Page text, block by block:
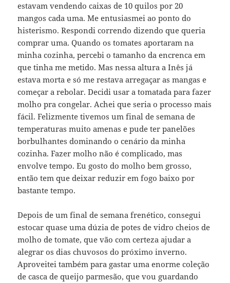
estavam vendendo caixas de 10 quilos por 20
mangos cada uma. Me entusiasmei ao ponto do
histerismo. Respondi correndo dizendo que queria
comprar uma. Quando os tomates aportaram na
minha cozinha, percebi o tamanho da encrenca em
que tinha me metido. Mas nessa altura a Inês já
estava morta e só me restava arregaçar as mangas e
começar a rebolar. Decidi usar a tomatada para fazer
molho pra congelar. Achei que seria o processo mais
fácil. Felizmente tivemos um final de semana de
temperaturas muito amenas e pude ter panelões
borbulhantes dominando o cenário da minha
cozinha. Fazer molho não é complicado, mas
envolve tempo. Eu gosto do molho bem grosso,
então tem que deixar reduzir em fogo baixo por
bastante tempo.
Depois de um final de semana frenético, consegui
estocar quase uma dúzia de potes de vidro cheios de
molho de tomate, que vão com certeza ajudar a
alegrar os dias chuvosos do próximo inverno.
Aproveitei também para gastar uma enorme coleção
de casca de queijo parmesão, que vou guardando